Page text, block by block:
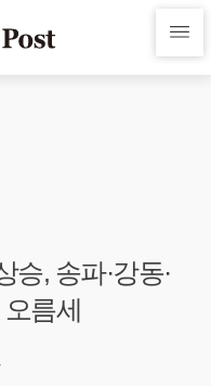
, 송파·강동·
름세